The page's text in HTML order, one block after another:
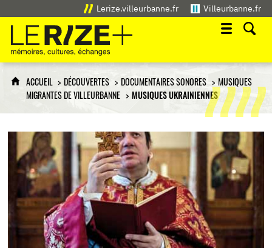
Lerize.villeurbanne.fr Villeurbanne.fr
Le Rize+
mémoires, cultures, échanges
ACCUEIL DÉCOUVERTES DOCUMENTAIRES SONORES
MUSIQUES
MIGRANTES DE VILLEURBANNE
MUSIQUES UKRAINIENNES